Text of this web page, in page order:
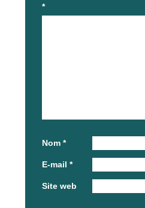
*
Nom *
E-mail *
Site web